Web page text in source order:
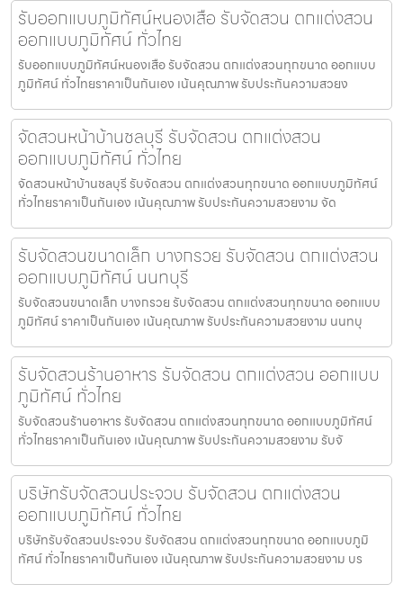
รับออกแบบภูมิทัศน์หนองเสือ รับจัดสวน ตกแต่งสวน
ออกแบบภูมิทัศน์ ทั่วไทย
รับออกแบบภูมิทัศน์หนองเสือ รับจัดสวน ตกแต่งสวนทุกขนาด ออกแบบ
ภูมิทัศน์ ทั่วไทยราคาเป็นกันเอง เน้นคุณภาพ รับประกันความสวยง
จัดสวนหน้าบ้านชลบุรี รับจัดสวน ตกแต่งสวน
ออกแบบภูมิทัศน์ ทั่วไทย
จัดสวนหน้าบ้านชลบุรี รับจัดสวน ตกแต่งสวนทุกขนาด ออกแบบภูมิทัศน์
ทั่วไทยราคาเป็นกันเอง เน้นคุณภาพ รับประกันความสวยงาม จัด
รับจัดสวนขนาดเล็ก บางกรวย รับจัดสวน ตกแต่งสวน
ออกแบบภูมิทัศน์ นนทบุรี
รับจัดสวนขนาดเล็ก บางกรวย รับจัดสวน ตกแต่งสวนทุกขนาด ออกแบบ
ภูมิทัศน์ ราคาเป็นกันเอง เน้นคุณภาพ รับประกันความสวยงาม นนทบุ
รับจัดสวนร้านอาหาร รับจัดสวน ตกแต่งสวน ออกแบบ
ภูมิทัศน์ ทั่วไทย
รับจัดสวนร้านอาหาร รับจัดสวน ตกแต่งสวนทุกขนาด ออกแบบภูมิทัศน์
ทั่วไทยราคาเป็นกันเอง เน้นคุณภาพ รับประกันความสวยงาม รับจั
บริษัทรับจัดสวนประจวบ รับจัดสวน ตกแต่งสวน
ออกแบบภูมิทัศน์ ทั่วไทย
บริษัทรับจัดสวนประจวบ รับจัดสวน ตกแต่งสวนทุกขนาด ออกแบบภูมิ
ทัศน์ ทั่วไทยราคาเป็นกันเอง เน้นคุณภาพ รับประกันความสวยงาม บร